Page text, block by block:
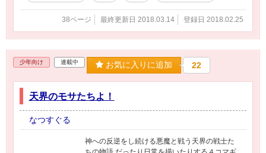
38ページ 最終更新日 2018.03.14 登録日 2018.02.25
少年向け 連載中 お気に入りに追加 22
天界のモサたちよ！
なつすぐる
神への反逆をし続ける悪魔と戦う天界の戦士た